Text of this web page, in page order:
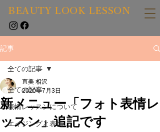
BEAUTY LOOK LESSON
記事
全ての記事
表情レッスンについて
エイジングと表情
全ての記事
新メニュー「フォト表情レ
ッスン」追記です
直美 相沢
2020年7月3日